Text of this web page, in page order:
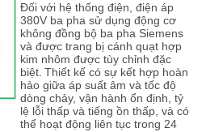
Đối với hệ thống điện, điện áp
380V ba pha sử dụng động cơ
không đồng bộ ba pha Siemens
và được trang bị cánh quạt hợp
kim nhôm được tùy chỉnh đặc
biệt. Thiết kế có sự kết hợp hoàn
hảo giữa áp suất âm và tốc độ
dòng chảy, vận hành ổn định, tỷ
lệ lỗi thấp và tiếng ồn thấp, và có
thể hoạt động liên tục trong 24